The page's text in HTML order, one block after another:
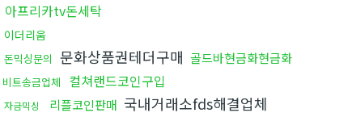
아프리카tv돈세탁
이더리움
돈믹싱문의 문화상품권테더구매 골드바현금화현금화
비트송금업체 컬쳐랜드코인구입
자금믹싱 리플코인판매 국내거래소fds해결업체